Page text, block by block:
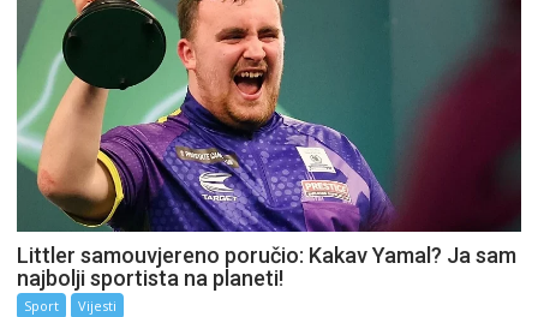
Littler samouvjereno poručio: Kakav Yamal? Ja sam
najbolji sportista na planeti!
Sport Vijesti